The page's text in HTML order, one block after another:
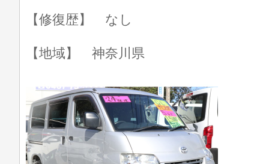
【修復歴】 なし
【地域】 神奈川県